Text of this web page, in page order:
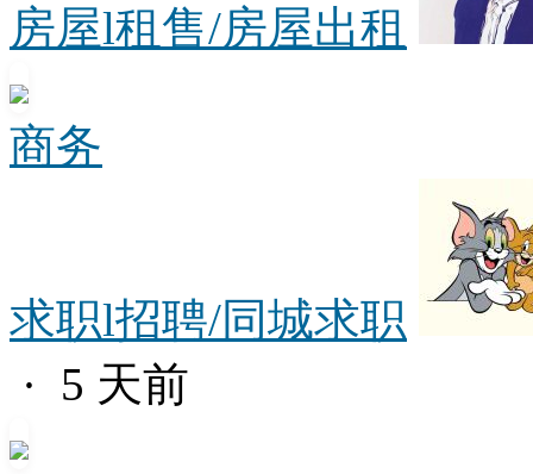
房屋l租售/房屋出租
商务
求职l招聘/同城求职
· 5 天前